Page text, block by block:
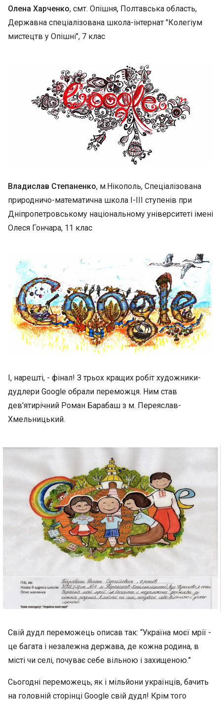
Олена Харченко, смт. Опішня, Полтавська область,
Державна спеціалізована школа-інтернат "Колегіум
мистецтв у Опішні", 7 клас
Владислав Степаненко, м.Нікополь, Спеціалізована
природничо-математична школа І-ІІІ ступенів при
Дніпропетровському національному університеті імені
Олеся Гончара, 11 клас
І, нарешті, - фінал! З трьох кращих робіт художники-
дудлери Goоgle обрали переможця. Ним став
дев'ятирічний Роман Барабаш з м. Переяслав-
Хмельницький.
Свій дудл переможець описав так: “Україна моєї мрії -
це багата і незалежна держава, де кожна родина, в
місті чи селі, почуває себе вільною і захищеною.”
Сьогодні переможець, як і мільйони українців, бачить
на головній сторінці Google свій дудл! Крім того